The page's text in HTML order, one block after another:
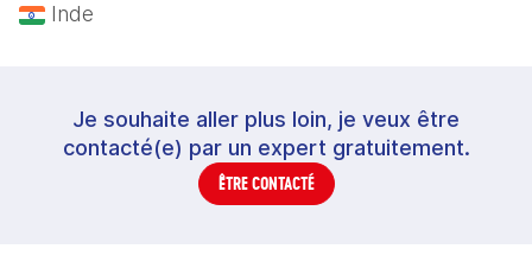
Inde
Je souhaite aller plus loin, je veux être
contacté(e) par un expert gratuitement.
ÊTRE CONTACTÉ